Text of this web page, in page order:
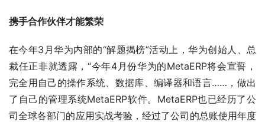
携手合作伙伴才能繁荣
在今年3月华为内部的“解题揭榜”活动上，华为创始人、总
裁任正非就透露，“今年4月份华为的MetaERP将会宣誓，
完全用自己的操作系统、数据库、编译器和语言……，做出
了自己的管理系统MetaERP软件。MetaERP也已经历了公
司全球各部门的应用实战考验，经过了公司的总账使用年度